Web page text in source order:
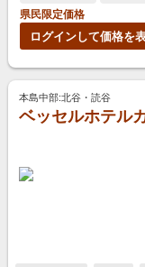
県民限定価格
ログインして価格を
本島中部:北谷・読谷
ベッセルホテル